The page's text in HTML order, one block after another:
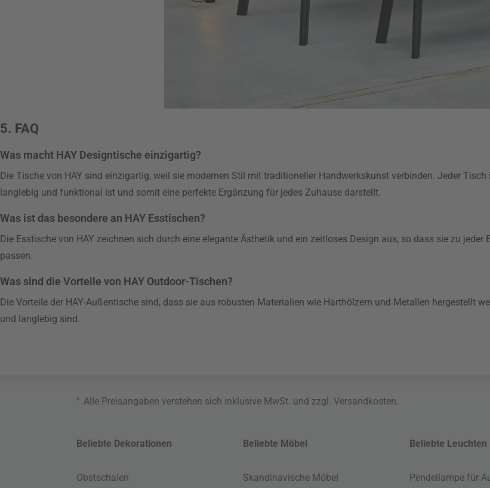
5. FAQ
Was macht HAY Designtische einzigartig?
Die Tische von HAY sind einzigartig, weil sie modernen Stil mit traditioneller Handwerkskunst verbinden. Jeder
langlebig und funktional ist und somit eine perfekte Ergänzung für jedes Zuhause darstellt.
Was ist das besondere an HAY Esstischen?
Die Esstische von HAY zeichnen sich durch eine elegante Ästhetik und ein zeitloses Design aus, so dass sie zu jeder
passen.
Was sind die Vorteile von HAY Outdoor-Tischen?
Die Vorteile der HAY-Außentische sind, dass sie aus robusten Materialien wie Harthölzern und Metallen hergestellt
und langlebig sind.
* Alle Preisangaben verstehen sich inklusive MwSt. und zzgl.Versandkosten.
Beliebte Dekorationen
Obstschalen
Beliebte Möbel
Skandinavische Möbel
Beliebte Leuchten
Pendellampe für